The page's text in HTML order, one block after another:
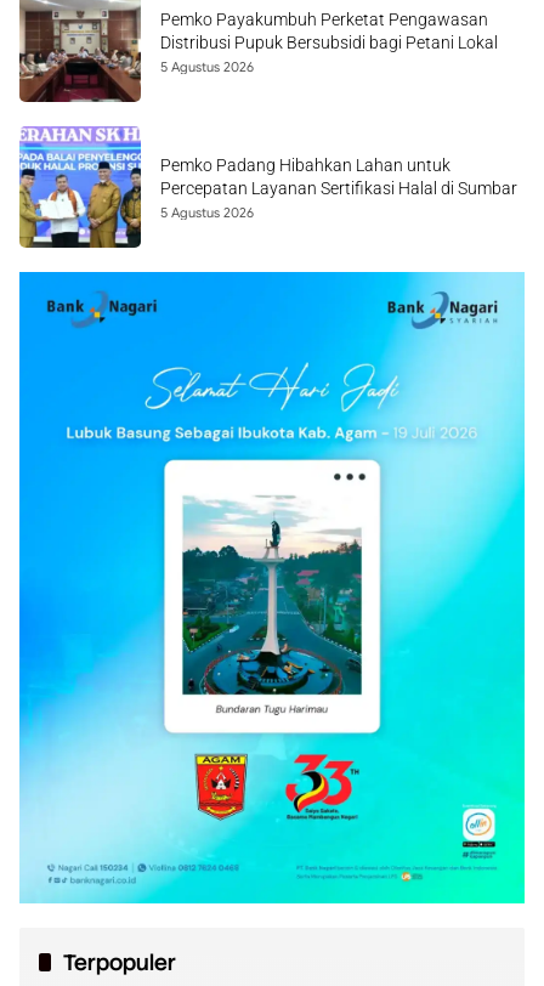
Pemko Payakumbuh Perketat Pengawasan
Distribusi Pupuk Bersubsidi bagi Petani Lokal
5 Agustus 2026
Pemko Padang Hibahkan Lahan untuk
Percepatan Layanan Sertifikasi Halal di Sumbar
5 Agustus 2026
Terpopuler